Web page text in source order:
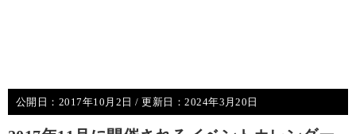
公開日： 2017年10月2日 / 更新日：2024年3月20日